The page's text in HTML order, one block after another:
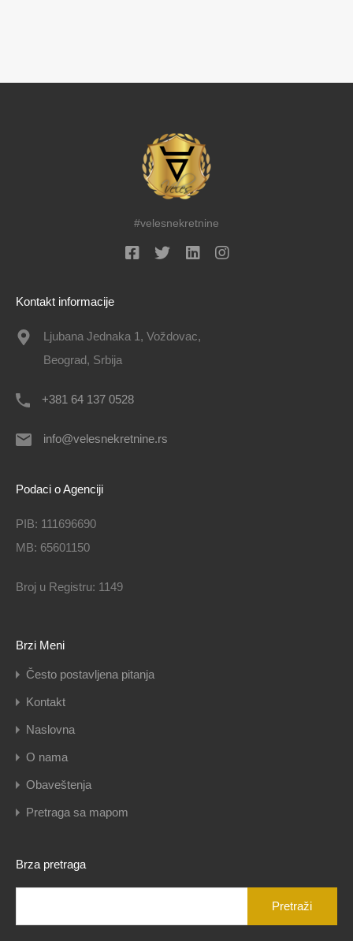
#velesnekretnine
Kontakt informacije
Ljubana Jednaka 1, Voždovac,
Beograd, Srbija
+381 64 137 0528
info@velesnekretnine.rs
Podaci o Agenciji
PIB: 111696690
MB: 65601150
Broj u Registru: 1149
Brzi Meni
Često postavljena pitanja
Kontakt
Naslovna
O nama
Obaveštenja
Pretraga sa mapom
Brza pretraga